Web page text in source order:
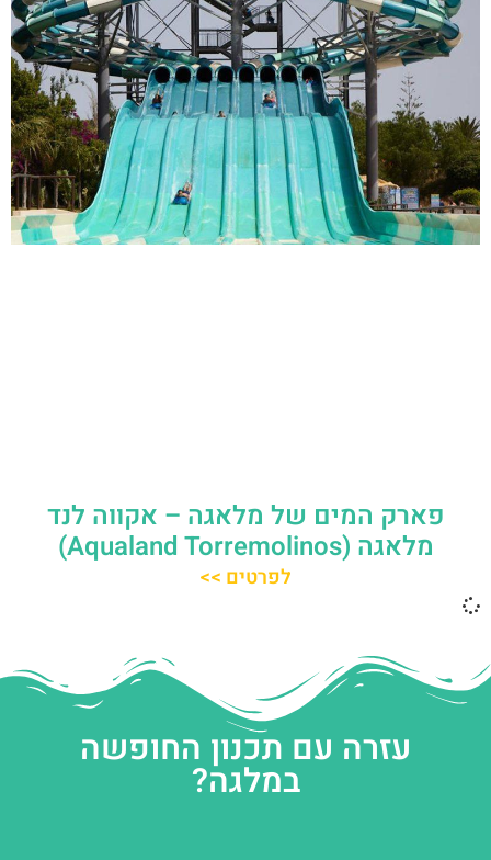
פארק המים של מלאגה – אקווה לנד
מלאגה (Aqualand Torremolinos)
לפרטים >>
עזרה עם תכנון החופשה
במלגה?